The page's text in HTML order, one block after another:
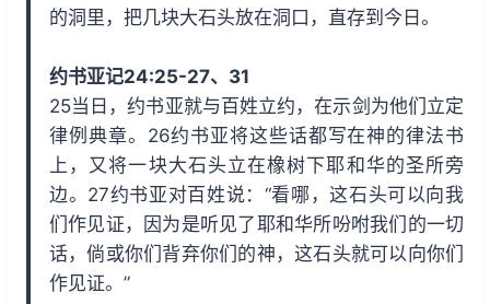
的洞里，把几块大石头放在洞口，直存到今日。
约书亚记24:25-27、31
25当日，约书亚就与百姓立约，在示剑为他们立定
律例典章。26约书亚将这些话都写在神的律法书
上，又将一块大石头立在橡树下耶和华的圣所旁
边。27约书亚对百姓说：“看哪，这石头可以向我
们作见证，因为是听见了耶和华所吩咐我们的一切
话，倘或你们背弃你们的神，这石头就可以向你们
作见证。”